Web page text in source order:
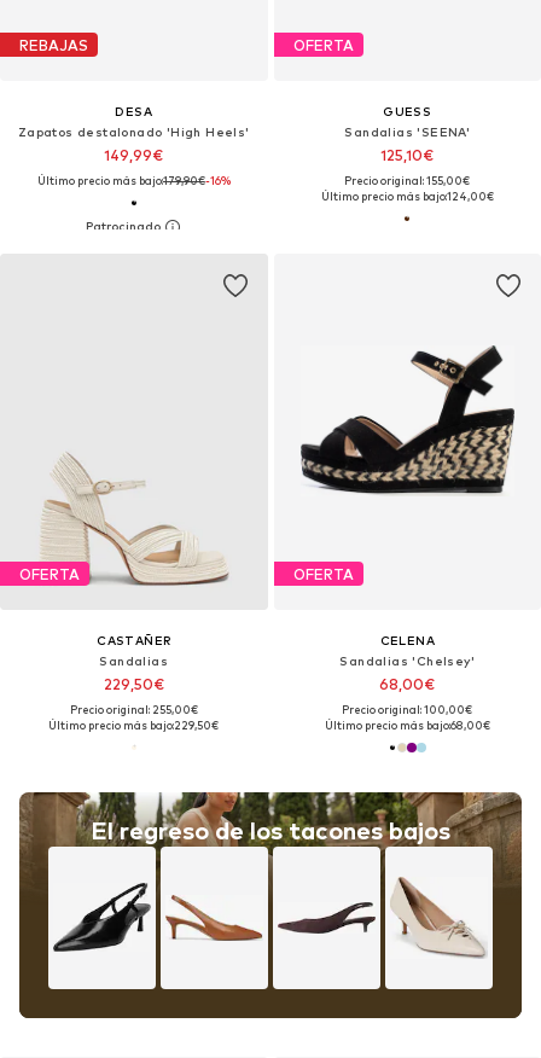
REBAJAS
DESA
Zapatos destalonado 'High Heels'
149,99€
Último precio más bajo:179,90€-16%
OFERTA
GUESS
Sandalias 'SEENA'
125,10€
Precio original: 155,00€
Último precio más bajo:124,00€
OFERTA
CASTAÑER
Sandalias
229,50€
Precio original: 255,00€
Último precio más bajo:229,50€
El regreso de los tacones bajos
OFERTA
CELENA
Sandalias 'Chelsey'
68,00€
Precio original: 100,00€
Último precio más bajo:68,00€